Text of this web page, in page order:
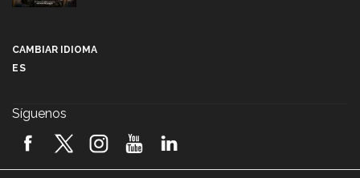
2026! (video)
CAMBIAR IDIOMA
ES
Síguenos